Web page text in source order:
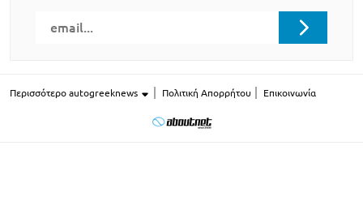
Περισσότερο autogreeknews Πολιτική Απορρήτου Επικοινωνία